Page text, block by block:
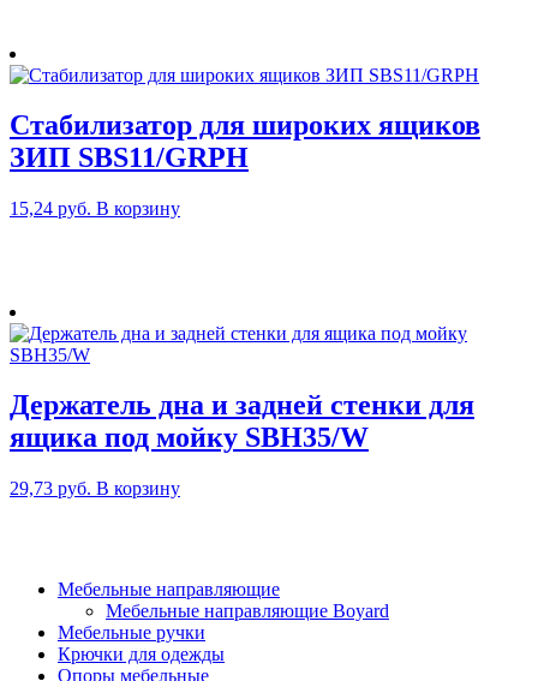
можно
на
странице
Стабилизатор для широких ящиков
ЗИП SBS11/GRPH
15,24 руб. В корзину
Держатель дна и задней стенки для
ящика под мойку SBH35/W
29,73 руб. В корзину
Мебельные направляющие
Мебельные направляющие Boyard
Мебельные ручки
Крючки для одежды
Опоры мебельные